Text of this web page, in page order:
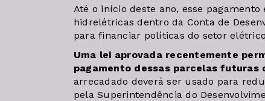
Até o início deste ano, esse
hidrelétricas dentro da Conta de
para financiar políticas do setor
Uma lei aprovada recentemente
pagamento dessas parcelas futuras
arrecadado deverá ser usado para
pela Superintendência do